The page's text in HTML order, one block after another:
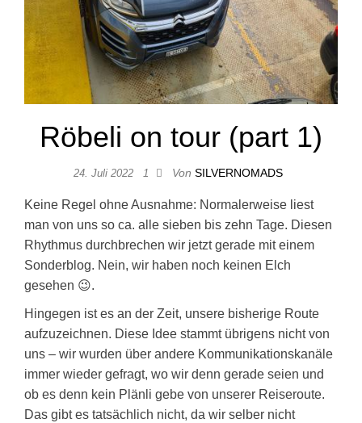
Röbeli on tour (part 1)
24. Juli 2022 1 Von SILVERNOMADS
Keine Regel ohne Ausnahme: Normalerweise liest
man von uns so ca. alle sieben bis zehn Tage. Diesen
Rhythmus durchbrechen wir jetzt gerade mit einem
Sonderblog. Nein, wir haben noch keinen Elch
gesehen 😉.
Hingegen ist es an der Zeit, unsere bisherige Route
aufzuzeichnen. Diese Idee stammt übrigens nicht von
uns – wir wurden über andere Kommunikationskanäle
immer wieder gefragt, wo wir denn gerade seien und
ob es denn kein Plänli gebe von unserer Reiseroute.
Das gibt es tatsächlich nicht, da wir selber nicht